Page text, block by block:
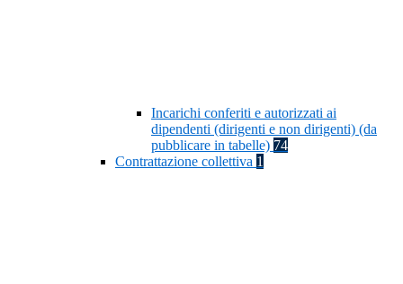
Incarichi conferiti e autorizzati ai
dipendenti (dirigenti e non dirigenti) (da
pubblicare in tabelle) 74
Contrattazione collettiva 1